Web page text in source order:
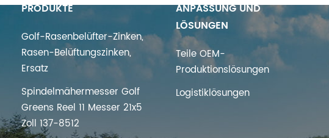
PRODUKTE
Golf-Rasenbelüfter-Zinken,
Rasen-Belüftungszinken,
Ersatz
Spindelmähermesser Golf
Greens Reel 11 Messer 21x5
Zoll 137-8512
ANPASSUNG UND
LÖSUNGEN
Teile OEM-
Produktionslösungen
Logistiklösungen